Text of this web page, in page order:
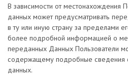
В зависимости от местонахождения
данных может предусматривать
в ту или иную страну за пределами
более подробной информацией о
переданных Данных Пользователи
содержащему подробные сведения
данных.